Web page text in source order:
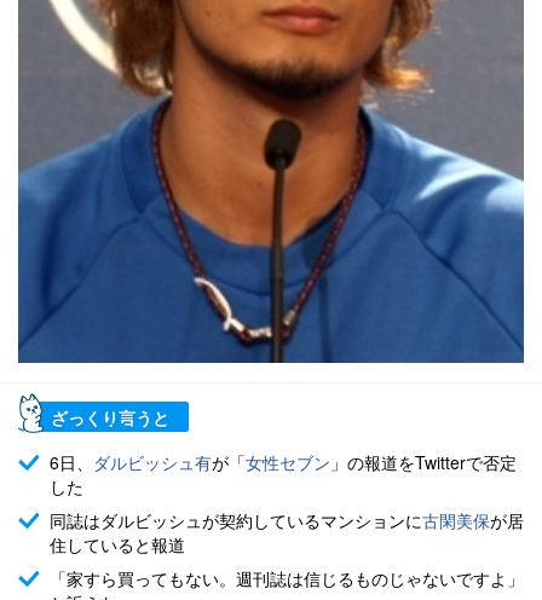
ざっくり言うと
6日、 ダルビッシュ有が「女性セブン 」の報道をTwitterで否定
した
同誌はダルビッシュが契約しているマンションに古閑美保が居
住していると報道
「家すら買ってもない。週刊誌は信じるものじゃないですよ」